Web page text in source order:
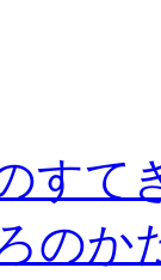
すて
のか